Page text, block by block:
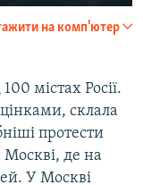
720p
1080p
на комп'ютер
містах Росії.
склала
протести
Москві, де на
У Москві